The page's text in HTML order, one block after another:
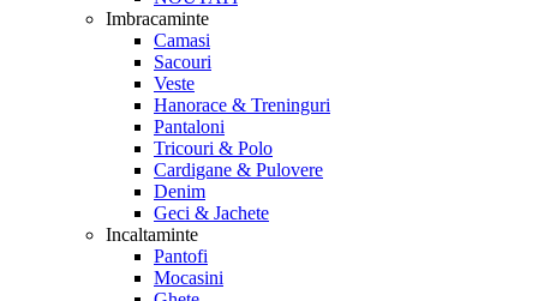
Imbracaminte
Camasi
Sacouri
Veste
Hanorace & Treninguri
Pantaloni
Tricouri & Polo
Cardigane & Pulovere
Denim
Geci & Jachete
Incaltaminte
Pantofi
Mocasini